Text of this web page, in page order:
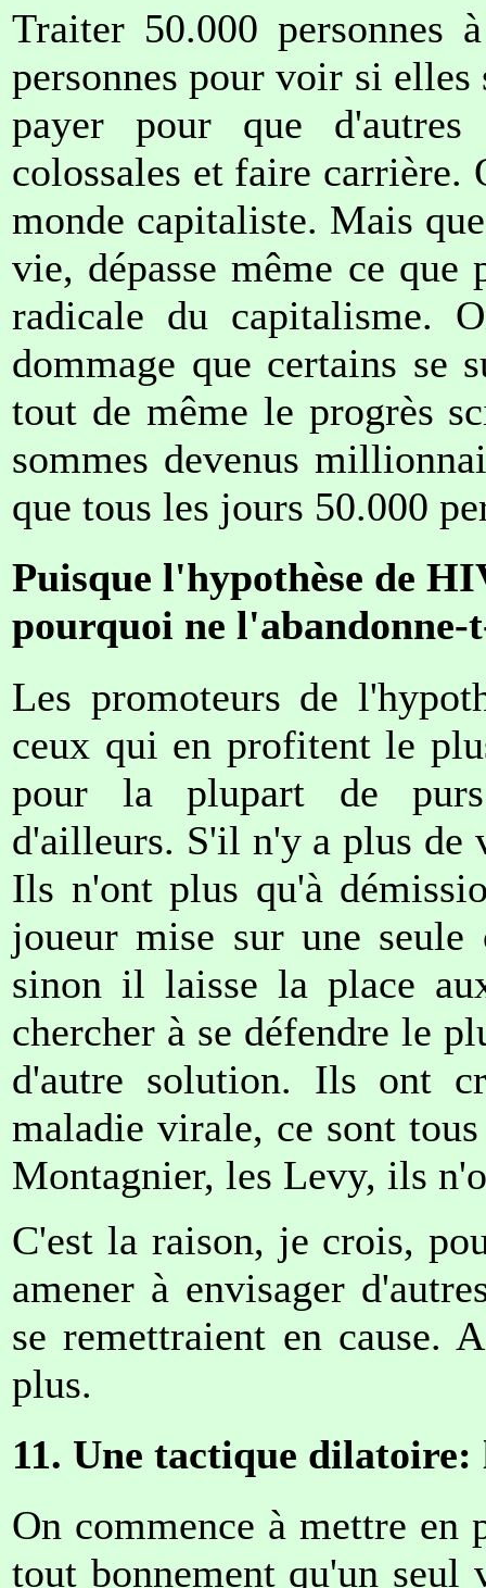
Traiter 50.000
personnes pour voir si
payer pour que d'autres
colossales et faire carrière.
monde capitaliste. Mais
vie, dépasse même ce
radicale du capitalisme.
dommage que certains se
tout de même le progrès
sommes devenus
que tous les jours 50.000
Puisque l'hypothèse de
pourquoi ne l'abandonne-
Les promoteurs de
ceux qui en profitent le
pour la plupart de purs
d'ailleurs. S'il n'y a plus de
Ils n'ont plus qu'à
joueur mise sur une
sinon il laisse la place
chercher à se défendre le
d'autre solution. Ils ont
maladie virale, ce sont
Montagnier, les Levy, ils
C'est la raison, je crois,
amener à envisager
se remettraient en cause.
plus.
11. Une tactique
On commence à mettre en
tout bonnement qu'un